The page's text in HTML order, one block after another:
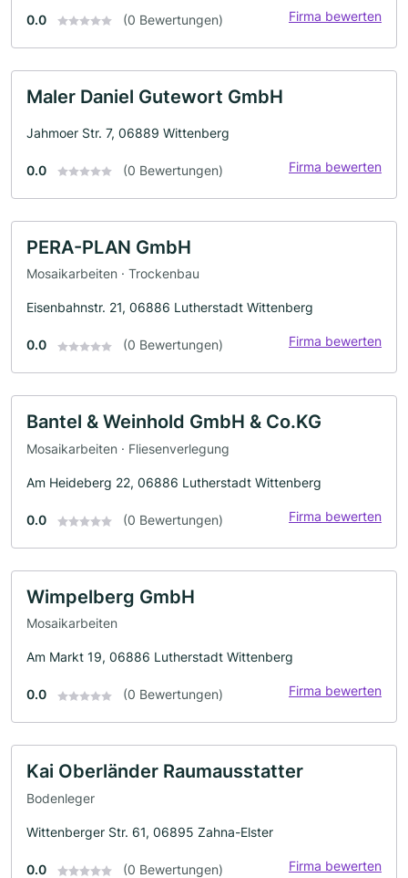
0.0 (0 Bewertungen) Firma bewerten
Maler Daniel Gutewort GmbH
Jahmoer Str. 7, 06889 Wittenberg
0.0 (0 Bewertungen) Firma bewerten
PERA-PLAN GmbH
Mosaikarbeiten · Trockenbau
Eisenbahnstr. 21, 06886 Lutherstadt Wittenberg
0.0 (0 Bewertungen) Firma bewerten
Bantel & Weinhold GmbH & Co.KG
Mosaikarbeiten · Fliesenverlegung
Am Heideberg 22, 06886 Lutherstadt Wittenberg
0.0 (0 Bewertungen) Firma bewerten
Wimpelberg GmbH
Mosaikarbeiten
Am Markt 19, 06886 Lutherstadt Wittenberg
0.0 (0 Bewertungen) Firma bewerten
Kai Oberländer Raumausstatter
Bodenleger
Wittenberger Str. 61, 06895 Zahna-Elster
0.0 (0 Bewertungen) Firma bewerten